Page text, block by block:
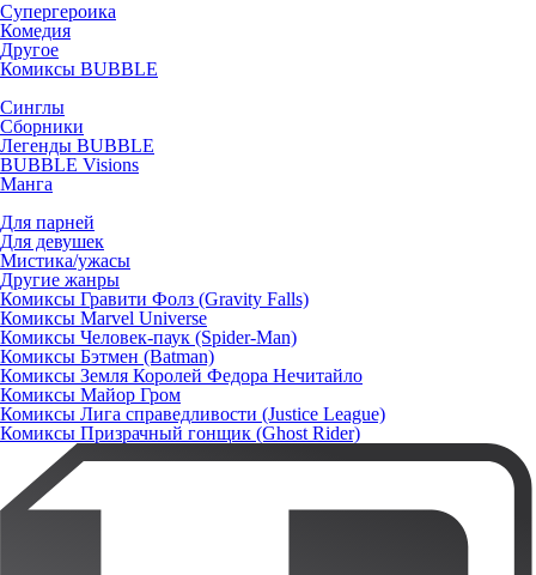
Супергероика
Комедия
Другое
Комиксы BUBBLE
Синглы
Сборники
Легенды BUBBLE
BUBBLE Visions
Манга
Для парней
Для девушек
Мистика/ужасы
Другие жанры
Комиксы Гравити Фолз (Gravity Falls)
Комиксы Marvel Universe
Комиксы Человек-паук (Spider-Man)
Комиксы Бэтмен (Batman)
Комиксы Земля Королей Федора Нечитайло
Комиксы Майор Гром
Комиксы Лига справедливости (Justice League)
Комиксы Призрачный гонщик (Ghost Rider)